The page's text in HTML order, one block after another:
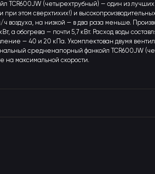
TCR600JW (четырехтрубный) — один из
этом сверхтихих!) и
ч воздуха, на низкой — в два раза меньше.
а обогрева — почти 5,7 кВт. Расход воды
— 40 и 20 кПа. Укомплектован двумя
средненапорный фанкойл TCR600JW
на максимальной скорости.